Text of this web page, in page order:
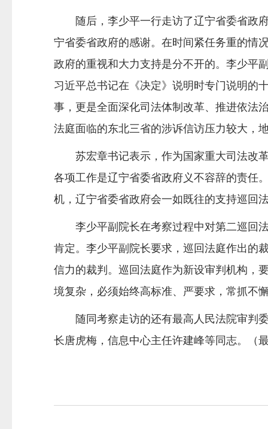
随后，李少平一行走访了辽宁省委省政
宁省委省政府的感谢。在时间紧任务重的情
政府的重视和大力支持是分不开的。李少平
习近平总书记在《决定》说明时专门说明的
事，更是全面深化司法体制改革、推进依法
法庭面临的东北三省的涉诉信访压力较大，
苏宏章书记表示，作为国家重大司法改
各项工作是辽宁省委省政府义不容辞的责任
机，辽宁省委省政府会一如既往的支持巡回
李少平副院长在考察过程中对第二巡回
肯定。李少平副院长要求，巡回法庭作出的
信力的裁判。巡回法庭作为新设审判机构，
境复杂，必须始终高标准、严要求，常抓不
随同考察走访的还有最高人民法院审判
长唐虎梅，信息中心主任许建峰等同志。（